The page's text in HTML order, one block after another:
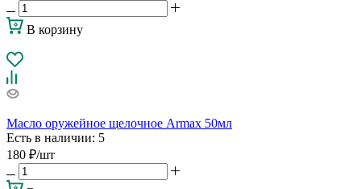
В корзину
Масло оружейное щелочное Armax 50мл
Есть в наличии: 5
180 ₽/шт